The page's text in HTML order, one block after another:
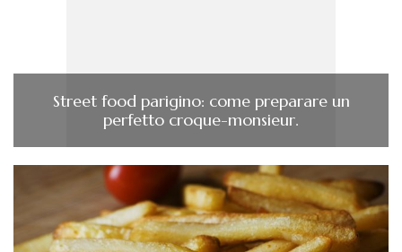
Street food parigino: come preparare un
perfetto croque-monsieur.